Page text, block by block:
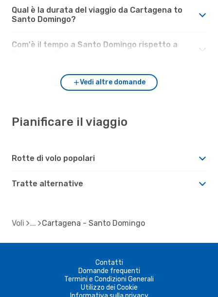
Qual è la durata del viaggio da Cartagena to
Santo Domingo?
Com'è il tempo a Santo Domingo rispetto a
Vedi altre domande
Pianificare il viaggio
Rotte di volo popolari
Tratte alternative
Voli Cartagena - Santo Domingo
Contatti
Domande frequenti
Termini e Condizioni Generali
Utilizzo dei Cookie